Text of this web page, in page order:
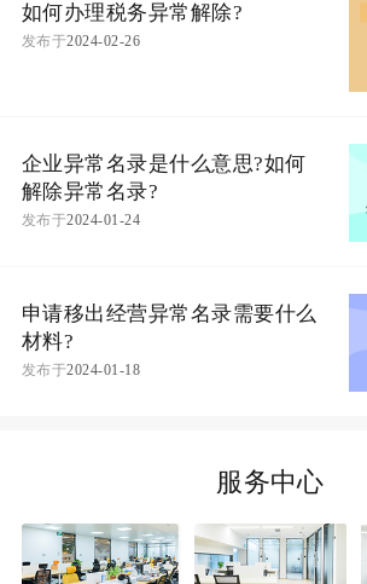
如何办理税务异常解除?
发布于2024-02-26
企业异常名录是什么意思?如何
解除异常名录?
发布于2024-01-24
申请移出经营异常名录需要什么
材料?
发布于2024-01-18
服务中心